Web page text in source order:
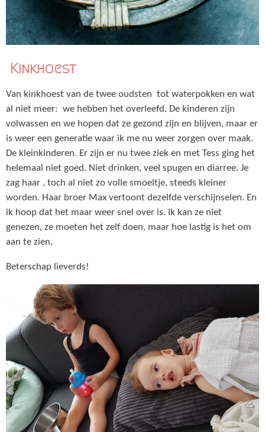
Kinkhoest
Van kinkhoest van de twee oudsten tot waterpokken en wat
al niet meer: we hebben het overleefd. De kinderen zijn
volwassen en we hopen dat ze gezond zijn en blijven, maar er
is weer een generatie waar ik me nu weer zorgen over maak.
De kleinkinderen. Er zijn er nu twee ziek en met Tess ging het
helemaal niet goed. Niet drinken, veel spugen en diarree. Je
zag haar , toch al niet zo volle smoeltje, steeds kleiner
worden. Haar broer Max vertoont dezelfde verschijnselen. En
ik hoop dat het maar weer snel over is. Ik kan ze niet
genezen, ze moeten het zelf doen, maar hoe lastig is het om
aan te zien.
Beterschap lieverds!